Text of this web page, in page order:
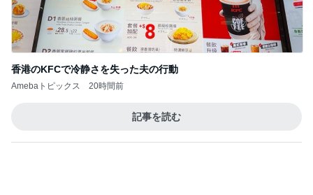
香港のKFCで冷静さを失った夫の行動
Amebaトピックス 20時間前
記事を読む